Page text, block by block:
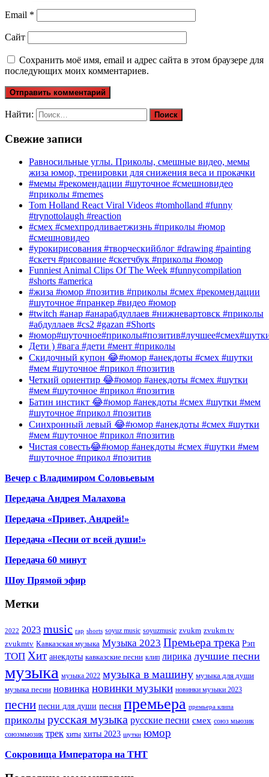
Email *
Сайт
Сохранить моё имя, email и адрес сайта в этом браузере для
последующих моих комментариев.
Найти:
Свежие записи
Равносильные углы. Приколы, смешные видео, мемы
жиза юмор, тренировки для снижения веса и прокачки
#мемы #рекомендации #шуточное #смешновидео
#приколы #memes
Tom Holland React Viral Videos #tomholland #funny
#trynottolaugh #reaction
#смех #смехпродливаетжизнь #приколы #юмор
#смешновидео
#урокирисования #творческийблог #drawing #painting
#скетч #рисование #скетчбук #приколы #юмор
Funniest Animal Clips Of The Week #funnycompilation
#shorts #america
#жиза #юмор #позитив #приколы #смех #рекомендации
#шуточное #пранкер #видео #юмор
#twitch #анар #анарабдуллаев #нижневартовск #приколы
#абдуллаев #cs2 #gazan #Shorts
Дети ) #вага #дети #мент #приколы
Скидочный купон 😂#юмор #анекдоты #смех #шутки
#мем #шуточное #прикол #позитив
Четкий ориентир 😂#юмор #анекдоты #смех #шутки
#мем #шуточное #прикол #позитив
Батин инстикт 😂#юмор #анекдоты #смех #шутки #мем
#шуточное #прикол #позитив
Синхронный левый 😂#юмор #анекдоты #смех #шутки
#мем #шуточное #прикол #позитив
Чистая совесть😂#юмор #анекдоты #смех #шутки #мем
#шуточное #прикол #позитив
Вечер с Владимиром Соловьевым
Передача Андрея Малахова
Передача «Привет, Андрей!»
Передача «Песни от всей души!»
Передача 60 минут
Шоу Прямой эфир
Метки
2022 2023 music rap shorts soyuz music soyuzmusic zvukm zvukm tv
zvukmtv Кавказская музыка Музыка 2023 Премьера трека Рэп
ТОП Хит анекдоты кавказские песни клип лирика лучшие песни
музыка музыка 2022 музыка в машину музыка для души
музыка песни новинка новинки музыки новинки музыки 2023
песни песни для души песня премьера премьера клипа
приколы русская музыка русские песни смех союз мьюзик
союзмьюзик трек хиты хиты 2023 шутки юмор
Сокровища Императора на ТНТ